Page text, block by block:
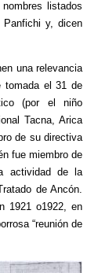
listados
Panfichi y, dicen
una relevancia
tomada el 31 de
(por el niño
Tacna, Arica
de su directiva
fue miembro de
actividad de la
de Ancón.
1921 o1922, en
“reunión de